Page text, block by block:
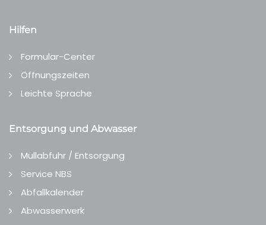
Hilfen
Formular-Center
Öffnungszeiten
Leichte Sprache
Entsorgung und Abwasser
Müllabfuhr / Entsorgung
Service NBS
Abfallkalender
Abwasserwerk